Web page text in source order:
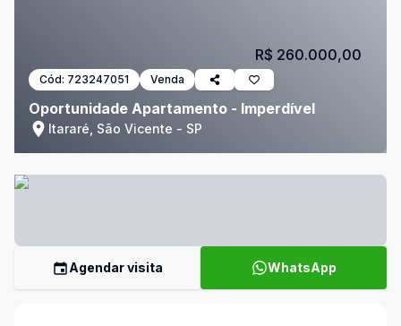
Cód: 723247051 Venda
Oportunidade Apartamento - Imperdível
Itararé, São Vicente - SP
R$ 260.000,00
Agendar visita WhatsApp